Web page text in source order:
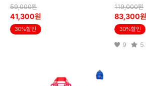
59,000원
41,300원
30%할인
119,000원
83,300원
30%할인
9